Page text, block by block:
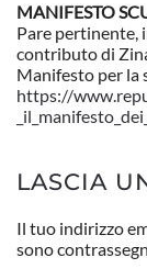
MANIFESTO
Pare pertinente,
contributo di
Manifesto per la
https://
LASCIA
Il tuo indirizzo
sono